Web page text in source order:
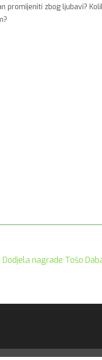
promijeniti zbog ljubavi?
Dodjela nagrade Tošo